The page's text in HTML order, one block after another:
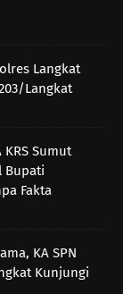
Langkat
Langkat
Sumut
Bupati
Fakta
KA SPN
Kunjungi